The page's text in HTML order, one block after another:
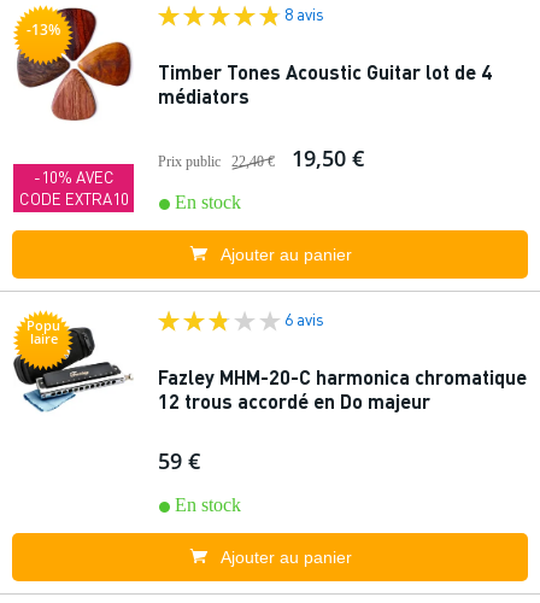
-13%
-10% AVEC
CODE EXTRA10
8 avis
Timber Tones Acoustic Guitar lot de 4
médiators
Prix public 22,40 € 19,50 €
En stock
Ajouter au panier
Popu
laire
6 avis
Fazley MHM-20-C harmonica chromatique
12 trous accordé en Do majeur
59 €
En stock
Ajouter au panier